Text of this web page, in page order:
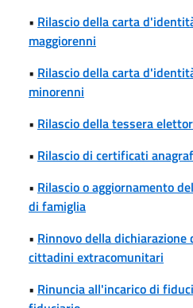
• Rilascio della carta
maggiorenni
• Rilascio della carta
minorenni
• Rilascio della tessera
• Rilascio di certificati
• Rilascio o aggiornamento
di famiglia
• Rinnovo della
cittadini extracomunitari
• Rinuncia all'incarico di